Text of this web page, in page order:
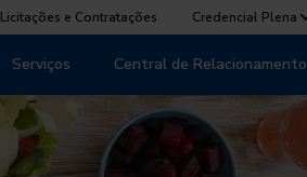
Licitações e Contratações Credencial Plena
Serviços Central de Relacionamento